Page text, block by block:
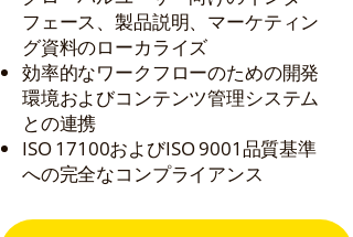
フェース、製品説明、マーケティン
グ資料のローカライズ
効率的なワークフローのための開発
環境およびコンテンツ管理システム
との連携
ISO 17100およびISO 9001品質基準
への完全なコンプライアンス